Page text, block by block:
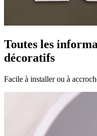
Toutes les
décoratifs
Facile à installer ou à